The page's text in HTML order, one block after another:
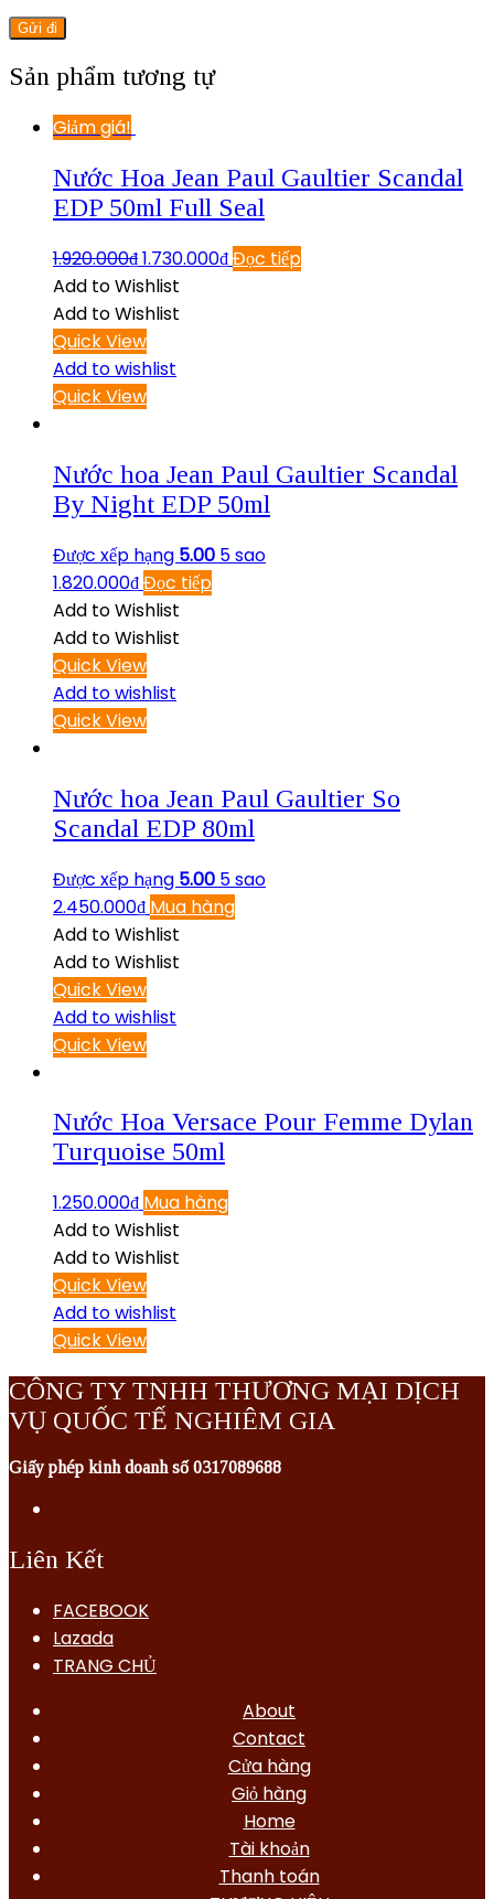
Sản phẩm tương tự
Giảm giá!
Nước Hoa Jean Paul Gaultier Scandal
EDP 50ml Full Seal
1.920.000₫1.730.000₫Đọc tiếp
Add to Wishlist
Add to Wishlist
Quick View
Add to wishlist
Quick View
Nước hoa Jean Paul Gaultier Scandal
By Night EDP 50ml
Được xếp hạng 5.00 5 sao
1.820.000₫Đọc tiếp
Add to Wishlist
Add to Wishlist
Quick View
Add to wishlist
Quick View
Nước hoa Jean Paul Gaultier So
Scandal EDP 80ml
Được xếp hạng 5.00 5 sao
2.450.000₫ Mua hàng
Add to Wishlist
Add to Wishlist
Quick View
Add to wishlist
Quick View
Nước Hoa Versace Pour Femme Dylan
Turquoise 50ml
1.250.000₫ Mua hàng
Add to Wishlist
Add to Wishlist
Quick View
Add to wishlist
Quick View
CÔNG TY TNHH THƯƠNG MẠI DỊCH
VỤ QUỐC TẾ NGHIÊM GIA
Giấy phép kinh doanh số 0317089688
Liên Kết
FACEBOOK
Lazada
TRANG CHỦ
About
Contact
Cửa hàng
Giỏ hàng
Home
Tài khoản
Thanh toán